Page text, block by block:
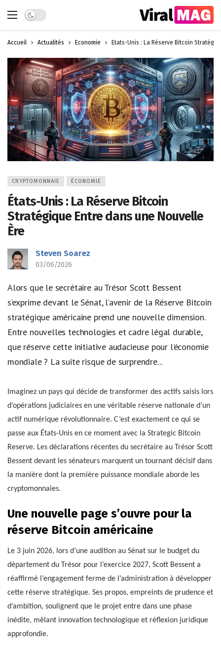
Dark mode
Accueil Actualités Économie États-Unis : La Réserve Bitcoin
CRYPTOMONNAIE ÉCONOMIE
États-Unis : La Réserve Bitcoin
Stratégique Entre dans une Nouvelle
Ère
Steven Soarez
03/06/2026
Alors que le secrétaire au Trésor Scott Bessent
s’exprime devant le Sénat, l’avenir de la Réserve Bitcoin
stratégique américaine prend une nouvelle dimension.
Entre nouvelles technologies et cadre légal durable,
que réserve cette initiative audacieuse pour l’économie
mondiale ? La suite risque de surprendre...
Imaginez un pays qui décide de transformer des actifs saisis lors
d’opérations judiciaires en une véritable réserve nationale d’un
actif numérique révolutionnaire. C’est exactement ce qui se
passe aux États-Unis en ce moment avec la Strategic Bitcoin
Reserve. Les déclarations récentes du secrétaire au Trésor Scott
Bessent devant les sénateurs marquent un tournant décisif dans
la manière dont la première puissance mondiale aborde les
cryptomonnaies.
Une nouvelle page s’ouvre pour la
réserve Bitcoin américaine
Le 3 juin 2026, lors d’une audition au Sénat sur le budget du
département du Trésor pour l’exercice 2027, Scott Bessent a
réaffirmé l’engagement ferme de l’administration à développer
cette réserve stratégique. Ses propos, empreints de prudence et
d’ambition, soulignent que le projet entre dans une phase
inédite, mêlant innovation technologique et réflexion juridique
approfondie.